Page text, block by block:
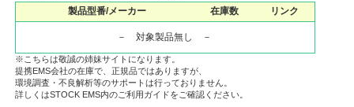
製品型番/メーカー 在庫数 リンク
－ 対象製品無し －
※こちらは敬誠の姉妹サイトになります。
提携EMS会社の在庫で、正規品ではありますが、
環境調査・不良解析等のサポートは行っておりません。
詳しくはSTOCK EMS内のご利用ガイドをご確認ください。